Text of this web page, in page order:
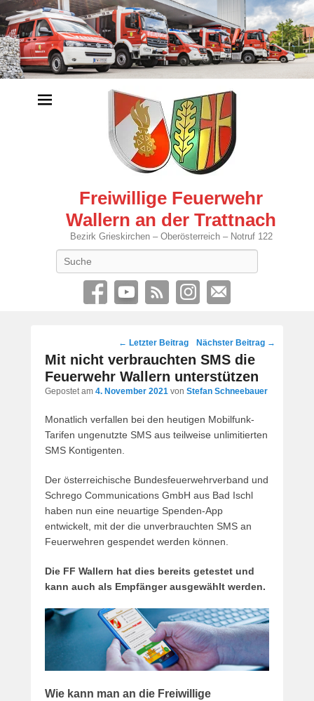
Freiwillige Feuerwehr
Wallern an der Trattnach
Bezirk Grieskirchen – Oberösterreich – Notruf 122
Post
navigation
← Letzter Beitrag Nächster Beitrag →
Mit nicht verbrauchten SMS die
Feuerwehr Wallern unterstützen
Gepostet am 4. November 2021 von Stefan Schneebauer
Monatlich verfallen bei den heutigen Mobilfunk-
Tarifen ungenutzte SMS aus teilweise unlimitierten
SMS Kontigenten.
Der österreichische Bundesfeuerwehrverband und
Schrego Communications GmbH aus Bad Ischl
haben nun eine neuartige Spenden-App
entwickelt, mit der die unverbrauchten SMS an
Feuerwehren gespendet werden können.
Die FF Wallern hat dies bereits getestet und
kann auch als Empfänger ausgewählt werden.
Wie kann man an die Freiwillige